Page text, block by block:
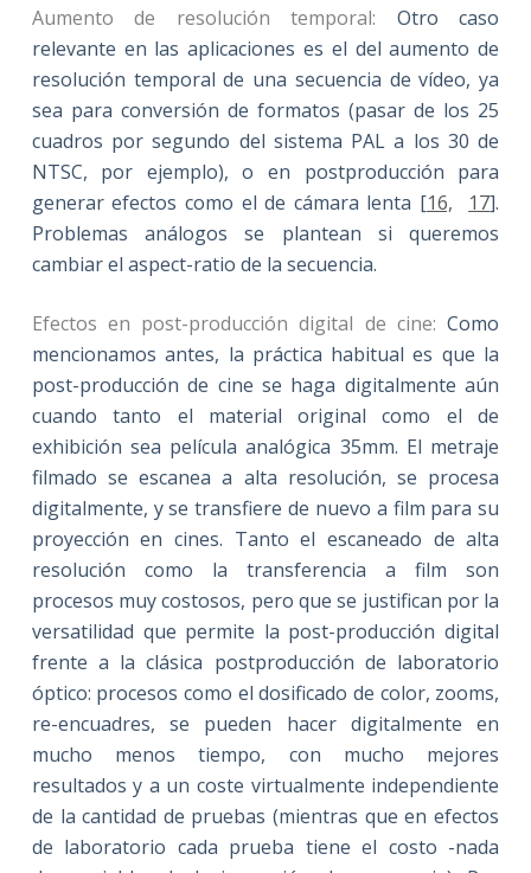
Aumento de resolución temporal: Otro caso
relevante en las aplicaciones es el del aumento de
resolución temporal de una secuencia de vídeo, ya
sea para conversión de formatos (pasar de los 25
cuadros por segundo del sistema PAL a los 30 de
NTSC, por ejemplo), o en postproducción para
generar efectos como el de cámara lenta [16, 17].
Problemas análogos se plantean si queremos
cambiar el aspect-ratio de la secuencia.
Efectos en post-producción digital de cine: Como
mencionamos antes, la práctica habitual es que la
post-producción de cine se haga digitalmente aún
cuando tanto el material original como el de
exhibición sea película analógica 35mm. El metraje
filmado se escanea a alta resolución, se procesa
digitalmente, y se transfiere de nuevo a film para su
proyección en cines. Tanto el escaneado de alta
resolución como la transferencia a film son
procesos muy costosos, pero que se justifican por la
versatilidad que permite la post-producción digital
frente a la clásica postproducción de laboratorio
óptico: procesos como el dosificado de color, zooms,
re-encuadres, se pueden hacer digitalmente en
mucho menos tiempo, con mucho mejores
resultados y a un coste virtualmente independiente
de la cantidad de pruebas (mientras que en efectos
de laboratorio cada prueba tiene el costo -nada